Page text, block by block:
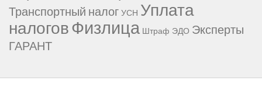
Транспортный налогУСН Уплата
налоговФизлица Штраф ЭДО Эксперты
ГАРАНТ